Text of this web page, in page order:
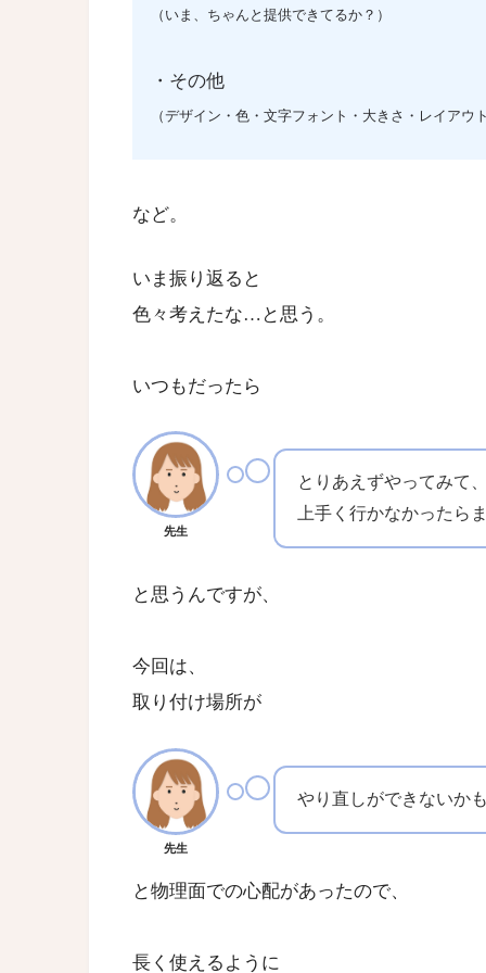
（いま、ちゃんと提供できてるか？）
・その他
（デザイン・色・文字フォント・大きさ・レイアウ
など。
いま振り返ると
色々考えたな…と思う。
いつもだったら
先生
とりあえずやってみて、
上手く行かなかったら
と思うんですが、
今回は、
取り付け場所が
先生
やり直しができないか
と物理面での心配があったので、
長く使えるように